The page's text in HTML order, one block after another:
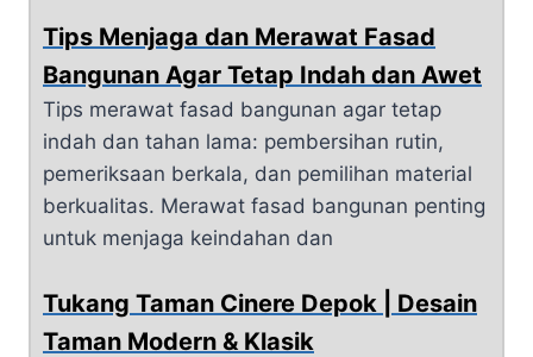
Tips Menjaga dan Merawat Fasad
Bangunan Agar Tetap Indah dan Awet
Tips merawat fasad bangunan agar tetap
indah dan tahan lama: pembersihan rutin,
pemeriksaan berkala, dan pemilihan material
berkualitas. Merawat fasad bangunan penting
untuk menjaga keindahan dan
Tukang Taman Cinere Depok | Desain
Taman Modern & Klasik